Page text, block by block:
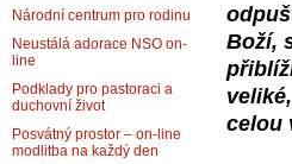
Boží,
celou
Národní centrum pro rodinu
Neustálá adorace NSO on-
line
Podklady pro pastoraci a
duchovní život
Posvátný prostor – on-line
modlitba na každý den